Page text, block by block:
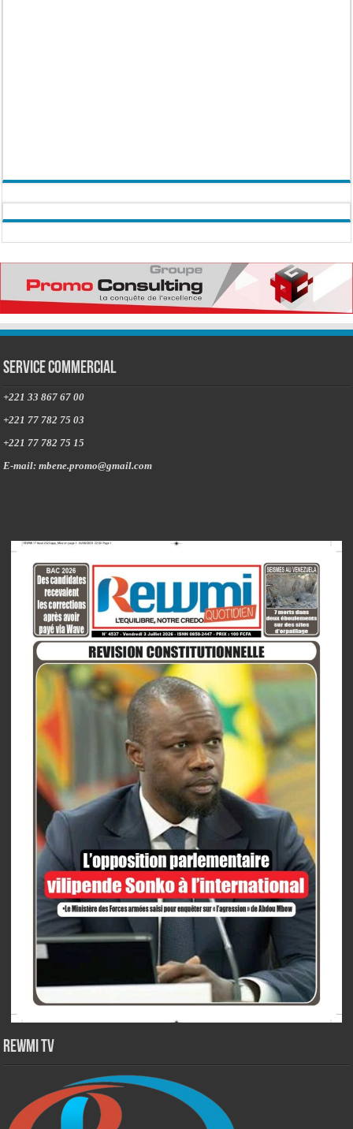
Service commercial
+221 33 867 67 00
+221 77 782 75 03
+221 77 782 75 15
E-mail: mbene.promo@gmail.com
Rewmi TV